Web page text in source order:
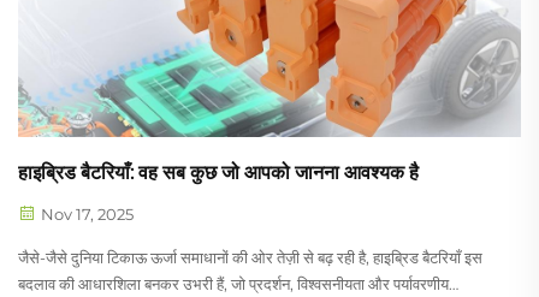
हाइब्रिड बैटरियाँ: वह सब कुछ जो आपको जानना आवश्यक है
Nov 17, 2025
जैसे-जैसे दुनिया टिकाऊ ऊर्जा समाधानों की ओर तेज़ी से बढ़ रही है, हाइब्रिड बैटरियाँ इस
बदलाव की आधारशिला बनकर उभरी हैं, जो प्रदर्शन, विश्वसनीयता और पर्यावरणीय